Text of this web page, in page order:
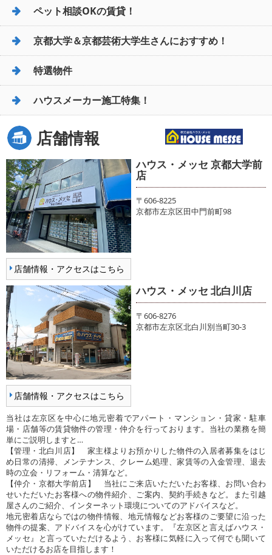
ペット相談OKの賃貸！
京都大学＆京都芸術大学生さんにおすすめ！
特選物件
ハウスメーカー施工特集！
店舗情報
店舗情報・アクセスはこちら
ハウス・メッセ 京都大学前
店
〒606-8225
京都市左京区田中門前町98
店舗情報・アクセスはこちら
ハウス・メッセ 北白川店
〒606-8276
京都市左京区北白川別当町30-3
当社は左京区を中心に地元密着でアパート・マンション・貸家・駐車
場・店舗等の賃貸物件の管理・仲介を行っております。当社の業務を簡
単にご説明しますと…
【管理・北白川店】 家主様よりお預かりした物件の入居者募集をはじ
め日常の清掃、メンテナンス、クレーム処理、家賃等の入金管理、退去
時の立会・リフォーム・清算など。
【仲介・京都大学前店】 当社にご来店いただいたお客様、お問い合わ
せいただいたお客様への物件紹介、ご案内、契約手続きなど。また引越
屋さんのご紹介、インターネット環境についてのアドバイスなど。
地元密着店ならではの物件情報、地元情報などお客様のご要望に沿った
物件の提案、アドバイスを心がけています。『左京区と言えばハウス・
メッセ』と言っていただけるよう、お客様に気軽に入って何でも聞いて
いただけるお店を目指します！